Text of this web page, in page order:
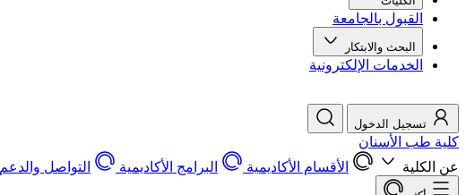
القبول بالجامعة
البحث والابتكار
الخدمات الإلكترونية
تسجيل الدخول
كلية طب الأسنان
عن الكلية
الأقسام الأكاديمية البرامج الأكاديمية التواصل والدعم